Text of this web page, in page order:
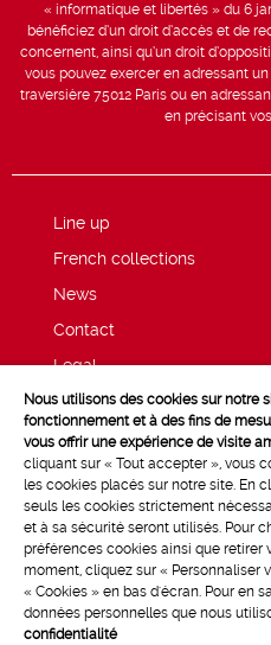
« informatique et libertés » du 6
bénéficiez d’un droit d’accès et de
concernent, ainsi qu’un droit
vous pouvez exercer en adressant
traversière 75012 Paris ou en
en précisant
Line up
French collections
News
Contact
Legal
Privacy and cookie policy
Nous utilisons des cookies sur notre
fonctionnement et à des fins de
vous offrir une expérience de visite
cliquant sur « Tout accepter », vous
les cookies placés sur notre site. En
seuls les cookies strictement
et à sa sécurité seront utilisés. Pour
préférences cookies ainsi que retirer
moment, cliquez sur « Personnaliser
« Cookies » en bas d'écran. Pour en
données personnelles que nous
confidentialité